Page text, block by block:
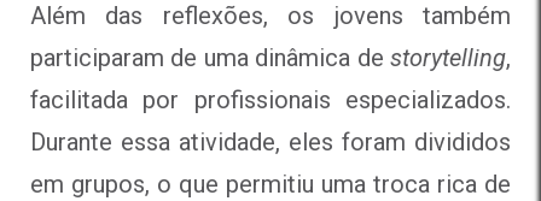
Além das reflexões, os jovens também
participaram de uma dinâmica de storytelling,
facilitada por profissionais especializados.
Durante essa atividade, eles foram divididos
em grupos, o que permitiu uma troca rica de